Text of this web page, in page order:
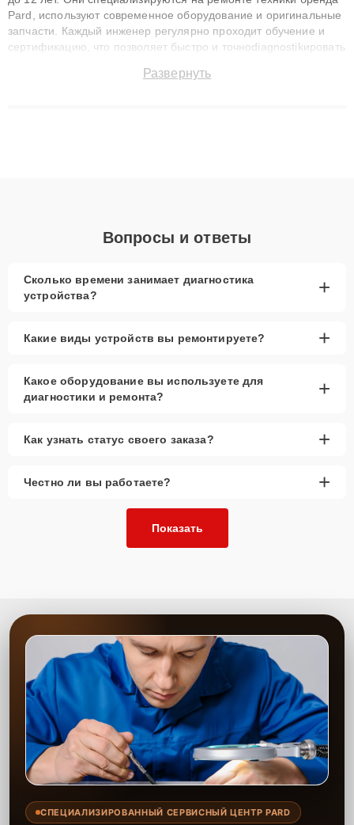
Pard, используют современное оборудование и оригинальные
запчасти. Каждый инженер регулярно проходит обучение и
сертификацию, что позволяет быстро и точноdiagnostikировать
до 3 лет. Наши мастера решают сложные случаи: от замены
Развернуть
Вопросы и ответы
Сколько времени занимает диагностика
устройства?
+
Какие виды устройств вы ремонтируете? +
Какое оборудование вы используете для
диагностики и ремонта?
+
Как узнать статус своего заказа? +
Честно ли вы работаете? +
Показать
СПЕЦИАЛИЗИРОВАННЫЙ СЕРВИСНЫЙ ЦЕНТР PARD